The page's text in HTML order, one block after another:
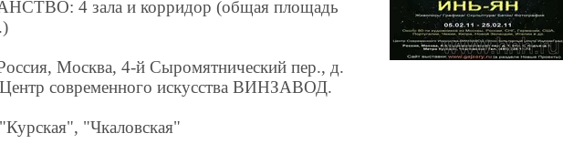
4 зала и корридор (общая площадь
Москва, 4-й Сыромятнический пер., д.
современного искусства ВИНЗАВОД.
"Чкаловская"